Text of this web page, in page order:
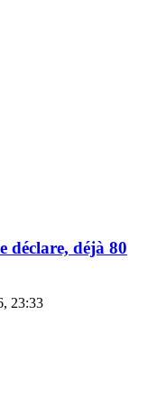
déclare, déjà 80
23:33